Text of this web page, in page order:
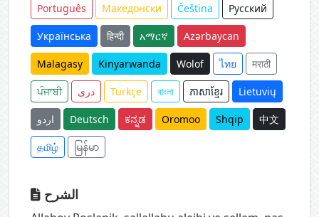
Português Македонски Čeština Русский
Українська हिन्दी አማርኛ Azərbaycan
Malagasy Kinyarwanda Wolof ไทย मराठी
ਪੰਜਾਬੀ دری Türkçe বাংলা ភាសាខ្មែរ Lietuvių
اردو Deutsch ಕನ್ನಡ Oromoo Shqip 中文
தமிழ் မြန်မာ
الشرح